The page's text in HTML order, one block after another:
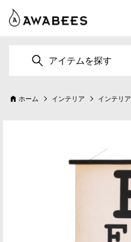
アイテムを探す
ホーム インテリア インテリア